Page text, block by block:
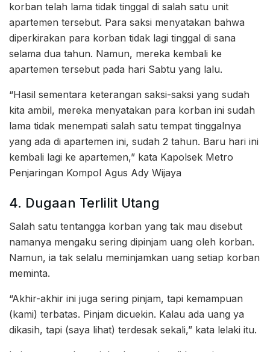
korban telah lama tidak tinggal di salah satu unit
apartemen tersebut. Para saksi menyatakan bahwa
diperkirakan para korban tidak lagi tinggal di sana
selama dua tahun. Namun, mereka kembali ke
apartemen tersebut pada hari Sabtu yang lalu.
“Hasil sementara keterangan saksi-saksi yang sudah
kita ambil, mereka menyatakan para korban ini sudah
lama tidak menempati salah satu tempat tinggalnya
yang ada di apartemen ini, sudah 2 tahun. Baru hari ini
kembali lagi ke apartemen,” kata Kapolsek Metro
Penjaringan Kompol Agus Ady Wijaya
4. Dugaan Terlilit Utang
Salah satu tentangga korban yang tak mau disebut
namanya mengaku sering dipinjam uang oleh korban.
Namun, ia tak selalu meminjamkan uang setiap korban
meminta.
“Akhir-akhir ini juga sering pinjam, tapi kemampuan
(kami) terbatas. Pinjam dicuekin. Kalau ada uang ya
dikasih, tapi (saya lihat) terdesak sekali,” kata lelaki itu.